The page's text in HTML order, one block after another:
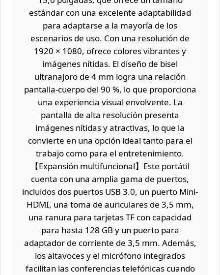
estándar con una excelente adaptabilidad
para adaptarse a la mayoría de los
escenarios de uso. Con una resolución de
1920 × 1080, ofrece colores vibrantes y
imágenes nítidas. El diseño de bisel
ultranajoro de 4 mm logra una relación
pantalla-cuerpo del 90 %, lo que proporciona
una experiencia visual envolvente. La
pantalla de alta resolución presenta
imágenes nítidas y atractivas, lo que la
convierte en una opción ideal tanto para el
trabajo como para el entretenimiento.
【Expansión multifuncional】Este portátil
cuenta con una amplia gama de puertos,
incluidos dos puertos USB 3.0, un puerto Mini-
HDMI, una toma de auriculares de 3,5 mm,
una ranura para tarjetas TF con capacidad
para hasta 128 GB y un puerto para
adaptador de corriente de 3,5 mm. Además,
los altavoces y el micrófono integrados
facilitan las conferencias telefónicas cuando